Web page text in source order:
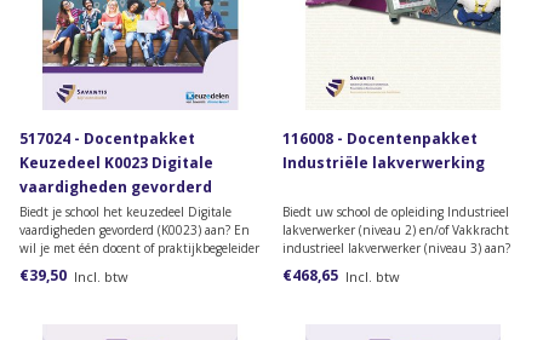
517024 - Docentpakket
Keuzedeel K0023 Digitale
vaardigheden gevorderd
Biedt je school het keuzedeel Digitale
vaardigheden gevorderd (K0023) aan? En
wil je met één docent of praktijkbegeleider
toegang krijgen tot het
docentenmateriaal? Dan heb je dit
€39,50 Incl. btw
116008 - Docentenpakket
Industriële lakverwerking
Biedt uw school de opleiding Industrieel
lakverwerker (niveau 2) en/of Vakkracht
industrieel lakverwerker (niveau 3) aan?
Dan heeft u dit docentenpakket nodig.
Het pakket is in 2016 aangepast en sluit
€468,65 Incl. btw